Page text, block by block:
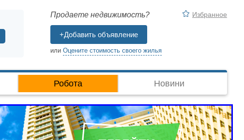
Продаете недвижимость?
+Добавить объявление
или Оцените стоимость своего жилья
Избранное
Робота Новини